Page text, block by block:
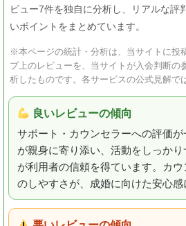
ビュー7件を独自に分析し、リアルな評
いポイントをまとめています。
※本ページの統計・分析は、当サイトに投
プ上のレビューを、当サイトが入会判断の
析したものです。各サービスの公式見解で
良いレビューの傾向
サポート・カウンセラーへの評価
が親身に寄り添い、活動をしっか
が利用者の信頼を得ています。カ
のしやすさが、成婚に向けた安心感